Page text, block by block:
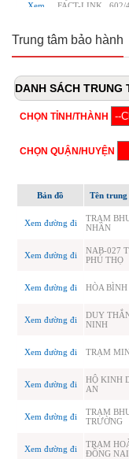
Trung tâm bảo hành